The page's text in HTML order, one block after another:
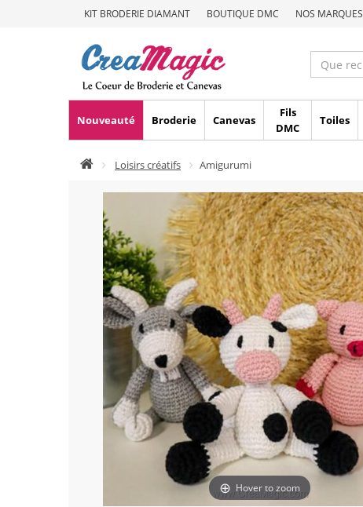
KIT BRODERIE DIAMANT BOUTIQUE DMC NOS MARQUES
Nouveauté Broderie Canevas
Fils
DMC
Toiles
Loisirs créatifs Amigurumi
Hover to zoom